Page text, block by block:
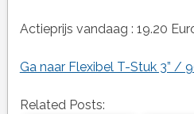
Actieprijs vandaag : 19.20
Ga naar Flexibel T-Stuk 3” /
Related Posts: